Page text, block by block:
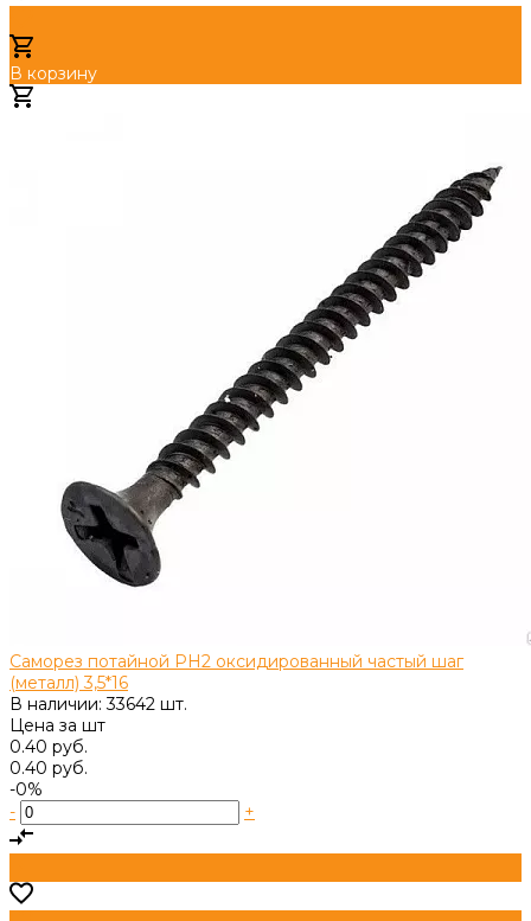
В корзину
Саморез потайной PH2 оксидированный частый шаг
(металл) 3,5*16
В наличии: 33642 шт.
Цена за шт
0.40 руб.
0.40 руб.
-0%
-
+